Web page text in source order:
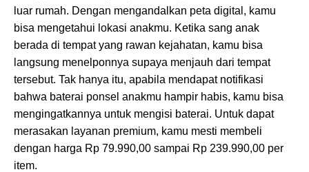
luar rumah. Dengan mengandalkan peta digital, kamu
bisa mengetahui lokasi anakmu. Ketika sang anak
berada di tempat yang rawan kejahatan, kamu bisa
langsung menelponnya supaya menjauh dari tempat
tersebut. Tak hanya itu, apabila mendapat notifikasi
bahwa baterai ponsel anakmu hampir habis, kamu bisa
mengingatkannya untuk mengisi baterai. Untuk dapat
merasakan layanan premium, kamu mesti membeli
dengan harga Rp 79.990,00 sampai Rp 239.990,00 per
item.